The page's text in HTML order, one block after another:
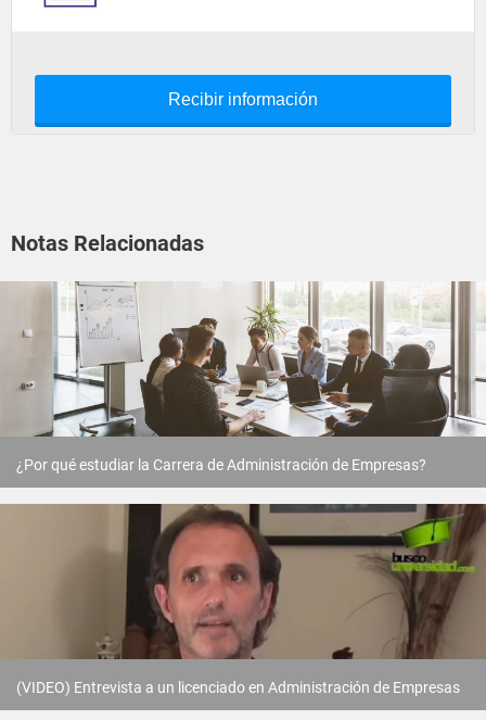
Recibir información
Notas Relacionadas
¿Por qué estudiar la Carrera de Administración de Empresas?
(VIDEO) Entrevista a un licenciado en Administración de Empresas